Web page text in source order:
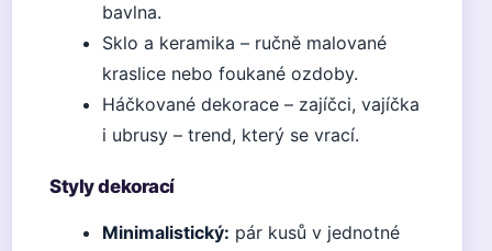
bavlna.
Sklo a keramika – ručně malované
kraslice nebo foukané ozdoby.
Háčkované dekorace – zajíčci, vajíčka
i ubrusy – trend, který se vrací.
Styly dekorací
Minimalistický: pár kusů v jednotné